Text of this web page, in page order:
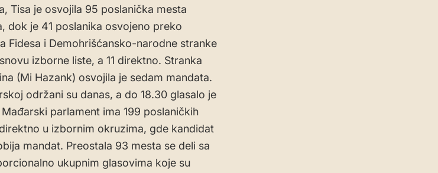
Tisa je osvojila 95 poslanička mesta
dok je 41 poslanika osvojeno preko
Fidesa i Demohrišćansko-narodne stranke
izborne liste, a 11 direktno. Stranka
(Mi Hazank) osvojila je sedam mandata.
održani su danas, a do 18.30 glasalo je
parlament ima 199 poslaničkih
u izbornim okruzima, gde kandidat
mandat. Preostala 93 mesta se deli sa
ukupnim glasovima koje su